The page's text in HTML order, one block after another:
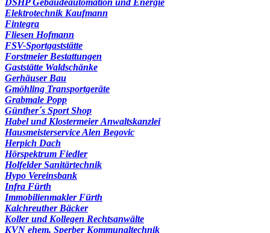
DSHP Gebäudeautomation und Energie
Elektrotechnik Kaufmann
Fintegra
Fliesen Hofmann
FSV-Sportgaststätte
Forstmeier Bestattungen
Gaststätte Waldschänke
Gerhäuser Bau
Gmöhling Transportgeräte
Grabmale Popp
Günther´s Sport Shop
Habel und Klostermeier Anwaltskanzlei
Hausmeisterservice Alen Begovic
Herpich Dach
Hörspektrum Fiedler
Holfelder Sanitärtechnik
Hypo Vereinsbank
Infra Fürth
Immobilienmakler Fürth
Kalchreuther Bäcker
Koller und Kollegen Rechtsanwälte
KVN ehem. Sperber Kommunaltechnik